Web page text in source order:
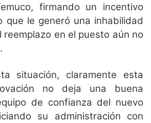
firmando un incentivo
que le generó una inhabilidad
reemplazo en el puesto aún no
situación, claramente esta
no deja una buena
de confianza del nuevo
su administración con